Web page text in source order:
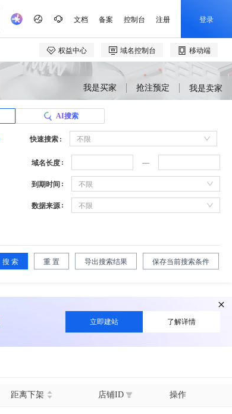
我是买家 抢注预定 我是卖家
AI搜索
快速搜索 不限
域名长度
到期时间 不限
数据来源 不限
搜 索 重 置 导出搜索结果 保存当前搜索条件
立即建站 了解详情
距离下架 店铺ID 操作